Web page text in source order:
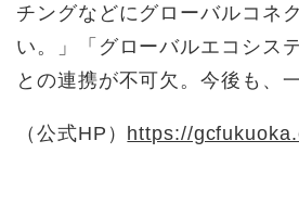
チングなどにグローバルコネ
い。」「グローバルエコシス
との連携が不可欠。今後も、
（公式HP） https://